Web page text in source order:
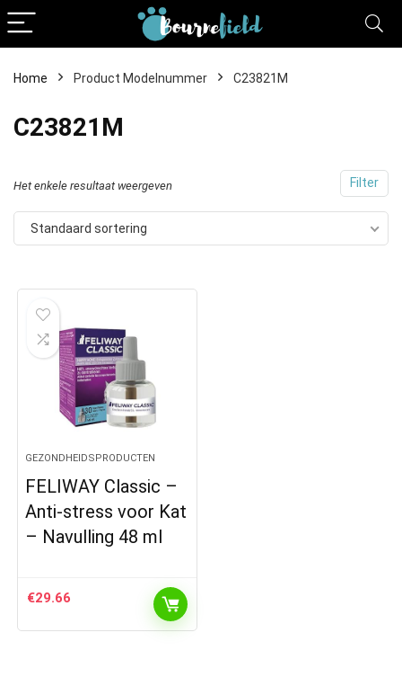
Home Product Modelnummer C23821M
C23821M
Filter
Het enkele resultaat weergeven
Standaard sortering
GEZONDHEIDSPRODUCTEN
FELIWAY Classic –
Anti-stress voor Kat
– Navulling 48 ml
€29.66